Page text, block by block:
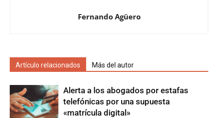
Fernando Agüero
Artículo relacionados Más del autor
Alerta a los abogados por estafas
telefónicas por una supuesta
«matrícula digital»